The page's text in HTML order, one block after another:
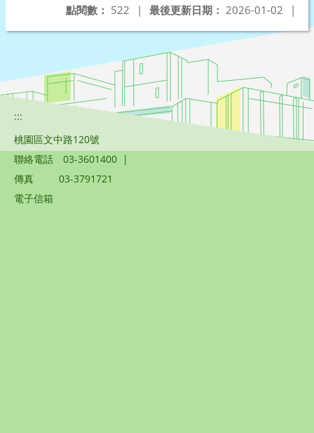
最後更新日期： 2026-01-02 |
點閱數： 522 |
:::
桃園區文中路120號
聯絡電話
03-3601400 |
傳真
03-3791721
電子信箱